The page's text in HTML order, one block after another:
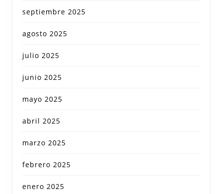
septiembre 2025
agosto 2025
julio 2025
junio 2025
mayo 2025
abril 2025
marzo 2025
febrero 2025
enero 2025